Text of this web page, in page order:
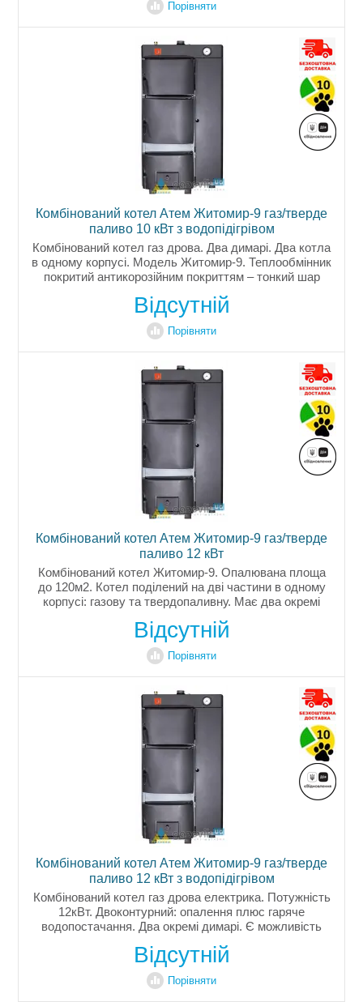
Порівняти
Комбінований котел Атем Житомир-9 газ/тверде
паливо 10 кВт з водопідігрівом
Комбінований котел газ дрова. Два димарі. Два котла
в одному корпусі. Модель Житомир-9. Теплообмінник
покритий антикорозійним покриттям – тонкий шар
частини – 10...
Відсутній
Порівняти
Комбінований котел Атем Житомир-9 газ/тверде
паливо 12 кВт
Комбінований котел Житомир-9. Опалювана площа
до 120м2. Котел поділений на дві частини в одному
корпусі: газову та твердопаливну. Має два окремі
випробування кожної моделі....
Відсутній
Порівняти
Комбінований котел Атем Житомир-9 газ/тверде
паливо 12 кВт з водопідігрівом
Комбінований котел газ дрова електрика. Потужність
12кВт. Двоконтурний: опалення плюс гаряче
водопостачання. Два окремі димарі. Є можливість
має італійську автоматику...
Відсутній
Порівняти